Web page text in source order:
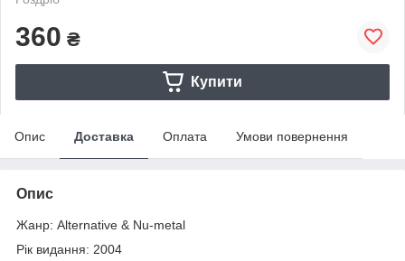
360 ₴
Купити
Опис Доставка Оплата Умови повернення
Опис
Жанр: Alternative & Nu-metal
Рік видання: 2004